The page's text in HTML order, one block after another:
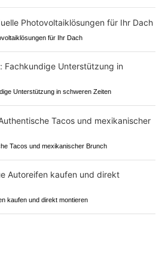
für Ihr Dach
Unterstützung in schweren Zeiten
Tacos und mexikanischer Brunch
kaufen und direkt montieren